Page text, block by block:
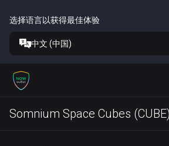
选择语言以获得最佳体验
中文 (中国)
Somnium Space Cubes